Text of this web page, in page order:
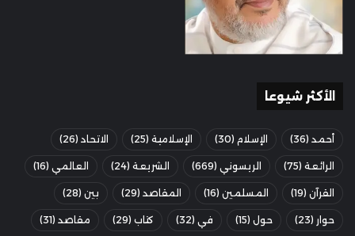
الأكثر شيوعا
أحمد (36) الإسلام (30) الإسلامية (25) الاتحاد (26)
الرائعة (75) الريسوني (669) الشريعة (24) العالمي (16)
القرآن (19) المسلمين (16) المقاصد (29) بين (28)
حوار (23) حول (15) في (32) كتاب (29) مقاصد (31)